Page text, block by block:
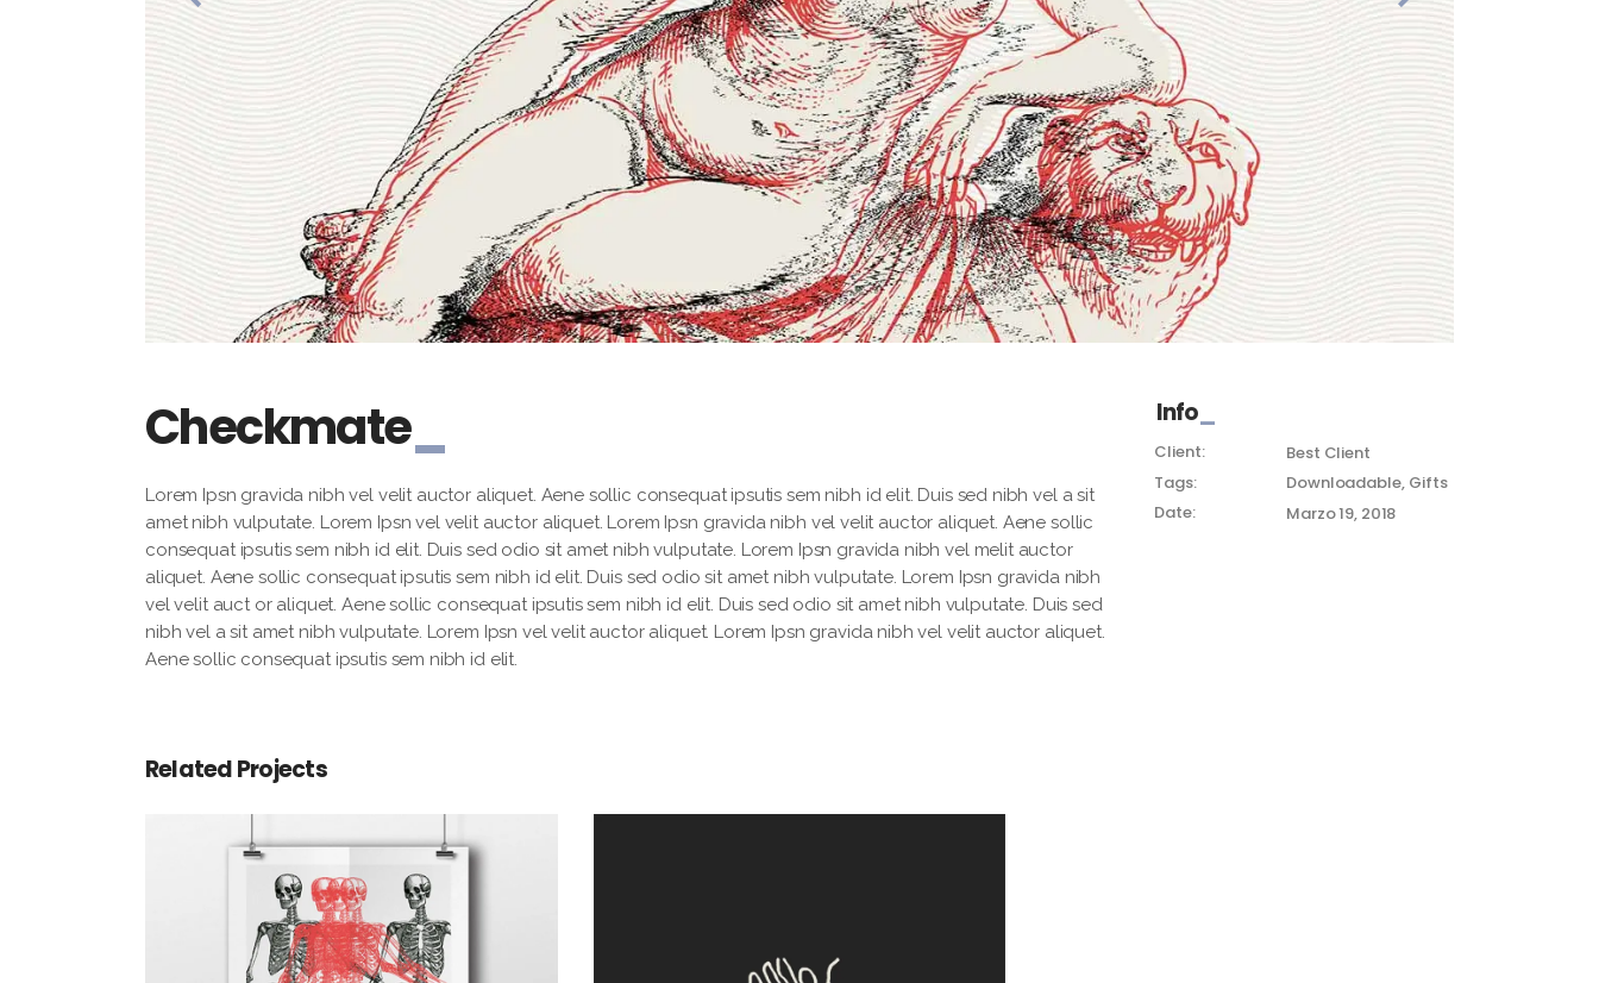
Checkmate
Lorem Ipsn gravida nibh vel velit auctor aliquet. Aene sollic consequat ipsutis sem nibh id elit. Duis sed nibh vel a sit
amet nibh vulputate. Lorem Ipsn vel velit auctor aliquet. Lorem Ipsn gravida nibh vel velit auctor aliquet. Aene sollic
consequat ipsutis sem nibh id elit. Duis sed odio sit amet nibh vulputate. Lorem Ipsn gravida nibh vel melit auctor
aliquet. Aene sollic consequat ipsutis sem nibh id elit. Duis sed odio sit amet nibh vulputate. Lorem Ipsn gravida nibh
vel velit auct or aliquet. Aene sollic consequat ipsutis sem nibh id elit. Duis sed odio sit amet nibh vulputate. Duis sed
nibh vel a sit amet nibh vulputate. Lorem Ipsn vel velit auctor aliquet. Lorem Ipsn gravida nibh vel velit auctor aliquet.
Aene sollic consequat ipsutis sem nibh id elit.
Info
Client:
Best Client
Tags:
Downloadable Gifts
Date:
Marzo 19, 2018
Related Projects